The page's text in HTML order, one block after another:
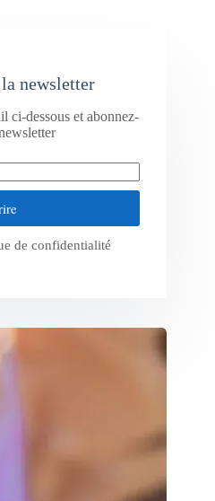
newsletter
ci-dessous et abonnez-
de confidentialité